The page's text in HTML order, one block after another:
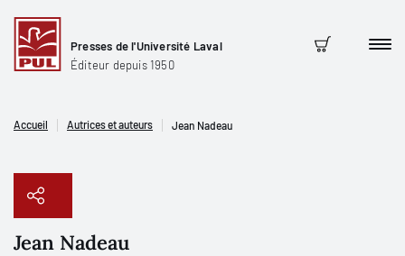
Presses de l'Université Laval
Éditeur depuis 1950
Panier
Accueil Autrices et auteurs Jean Nadeau
Jean Nadeau